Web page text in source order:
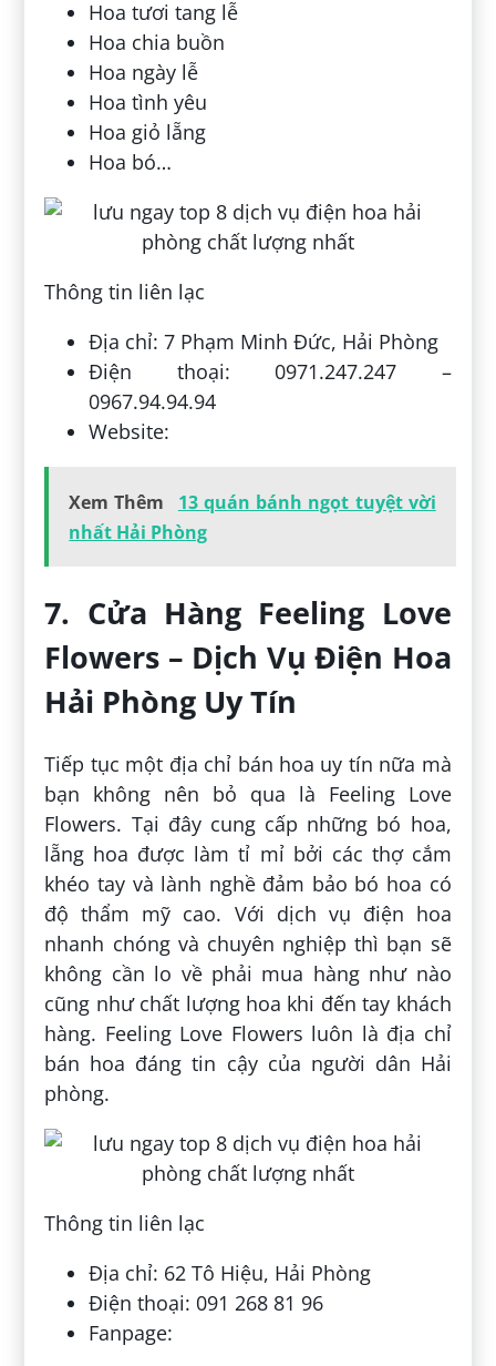
Hoa tươi tang lễ
Hoa chia buồn
Hoa ngày lễ
Hoa tình yêu
Hoa giỏ lẵng
Hoa bó…
Thông tin liên lạc
Địa chỉ: 7 Phạm Minh Đức, Hải Phòng
Điện thoại: 0971.247.247 –
0967.94.94.94
Website:
Xem Thêm
13 quán bánh ngọt tuyệt vời
nhất Hải Phòng
7. Cửa Hàng Feeling Love
Flowers – Dịch Vụ Điện Hoa
Hải Phòng Uy Tín
Tiếp tục một địa chỉ bán hoa uy tín nữa mà
bạn không nên bỏ qua là Feeling Love
Flowers. Tại đây cung cấp những bó hoa,
lẵng hoa được làm tỉ mỉ bởi các thợ cắm
khéo tay và lành nghề đảm bảo bó hoa có
độ thẩm mỹ cao. Với dịch vụ điện hoa
nhanh chóng và chuyên nghiệp thì bạn sẽ
không cần lo về phải mua hàng như nào
cũng như chất lượng hoa khi đến tay khách
hàng. Feeling Love Flowers luôn là địa chỉ
bán hoa đáng tin cậy của người dân Hải
phòng.
Thông tin liên lạc
Địa chỉ: 62 Tô Hiệu, Hải Phòng
Điện thoại: 091 268 81 96
Fanpage: